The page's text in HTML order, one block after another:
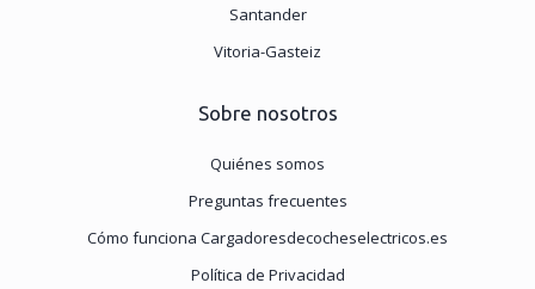
Santander
Vitoria-Gasteiz
Sobre nosotros
Quiénes somos
Preguntas frecuentes
Cómo funciona Cargadoresdecocheselectricos.es
Política de Privacidad